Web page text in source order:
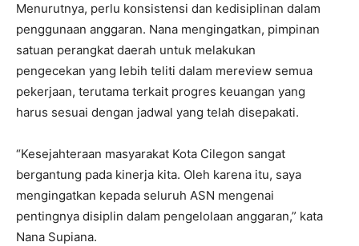
Menurutnya, perlu konsistensi dan kedisiplinan dalam
penggunaan anggaran. Nana mengingatkan, pimpinan
satuan perangkat daerah untuk melakukan
pengecekan yang lebih teliti dalam mereview semua
pekerjaan, terutama terkait progres keuangan yang
harus sesuai dengan jadwal yang telah disepakati.
“Kesejahteraan masyarakat Kota Cilegon sangat
bergantung pada kinerja kita. Oleh karena itu, saya
mengingatkan kepada seluruh ASN mengenai
pentingnya disiplin dalam pengelolaan anggaran,” kata
Nana Supiana.